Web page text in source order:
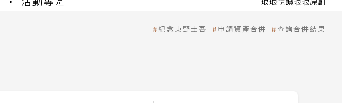
紀念東野圭吾 申請資產合併 查詢合併結果